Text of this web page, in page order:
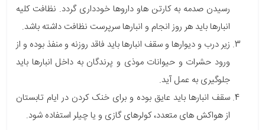
رسیدن صدمه به کارتن هاو داروها خودداری گردد. نظافت کلیه
انبارها باید هر روز انجام و انبارها سرپرست نظافت داشته باشد.
زیر درب و دیوارها و سقف انبارها باید فاقد روزنه و منفذ بوده و از
ورود حشرات و حیوانات موذی و پرندگان به داخل انبارها باید
جلوگیری به عمل آید.
سقف انبارها باید عایق بوده و برای خنک کردن در ایام تابستان
از هواکش ­های متعدد، کولرهای گازی و یا چیلر استفاده شود.